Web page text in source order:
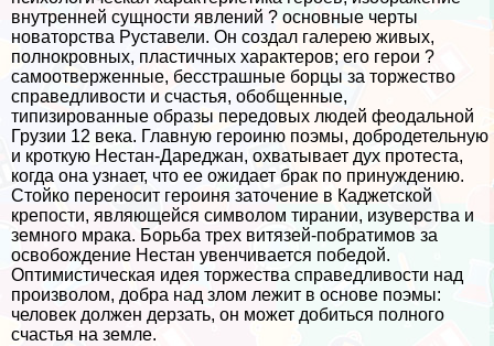
внутренней сущности явлений ? основные черты
новаторства Руставели. Он создал галерею живых,
полнокровных, пластичных хаpaктеров; его герои ?
самоотверженные, бесстрашные борцы за торжество
справедливости и счастья, обобщенные,
типизированные образы передовых людей феодальной
Грузии 12 века. Главную героиню поэмы, добродетельную
и кроткую Нестан-Дареджан, охватывает дух протеста,
когда она узнает, что ее ожидает бpaк по принуждению.
Стойко переносит героиня заточение в Каджетской
крепости, являющейся символом тирании, изуверства и
земного мpaка. Борьба трех витязей-побратимов за
освобождение Нестан увенчивается победой.
Оптимистическая идея торжества справедливости над
произволом, добра над злом лежит в основе поэмы:
человек должен дерзать, он может добиться полного
счастья на земле.